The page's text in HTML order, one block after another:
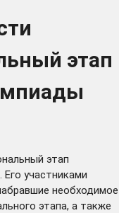
этап
этап
участниками
необходимое
этапа, а также